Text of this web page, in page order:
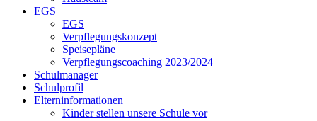
EGS
EGS
Verpflegungskonzept
Speisepläne
Verpflegungscoaching 2023/2024
Schulmanager
Schulprofil
Elterninformationen
Kinder stellen unsere Schule vor